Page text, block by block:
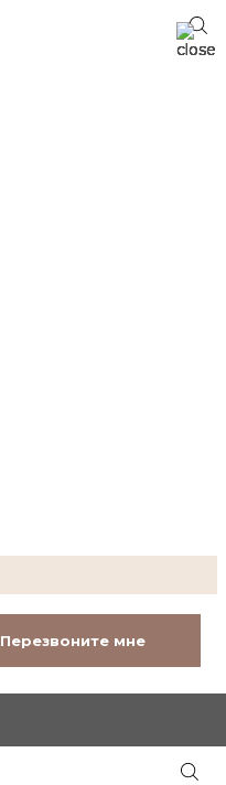
Перезвоните мне